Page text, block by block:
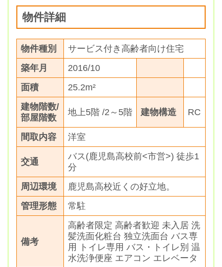
物件詳細
物件種別
サービス付き高齢者向け住宅
築年月
2016/10
面積
25.2m²
建物階数/
部屋階数
地上5階 /2～5階 建物構造 RC
間取内容 洋室
交通
バス(鹿児島高校前<市営>) 徒歩1
分
周辺環境
鹿児島高校近くの好立地。
管理形態
常駐
備考
高齢者限定 高齢者歓迎 未入居 洗
髪洗面化粧台 独立洗面台 バス専
用 トイレ専用 バス・トイレ別 温
水洗浄便座 エアコン エレベータ